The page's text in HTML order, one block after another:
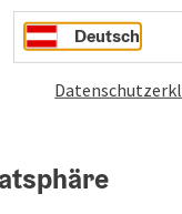
Deutsch